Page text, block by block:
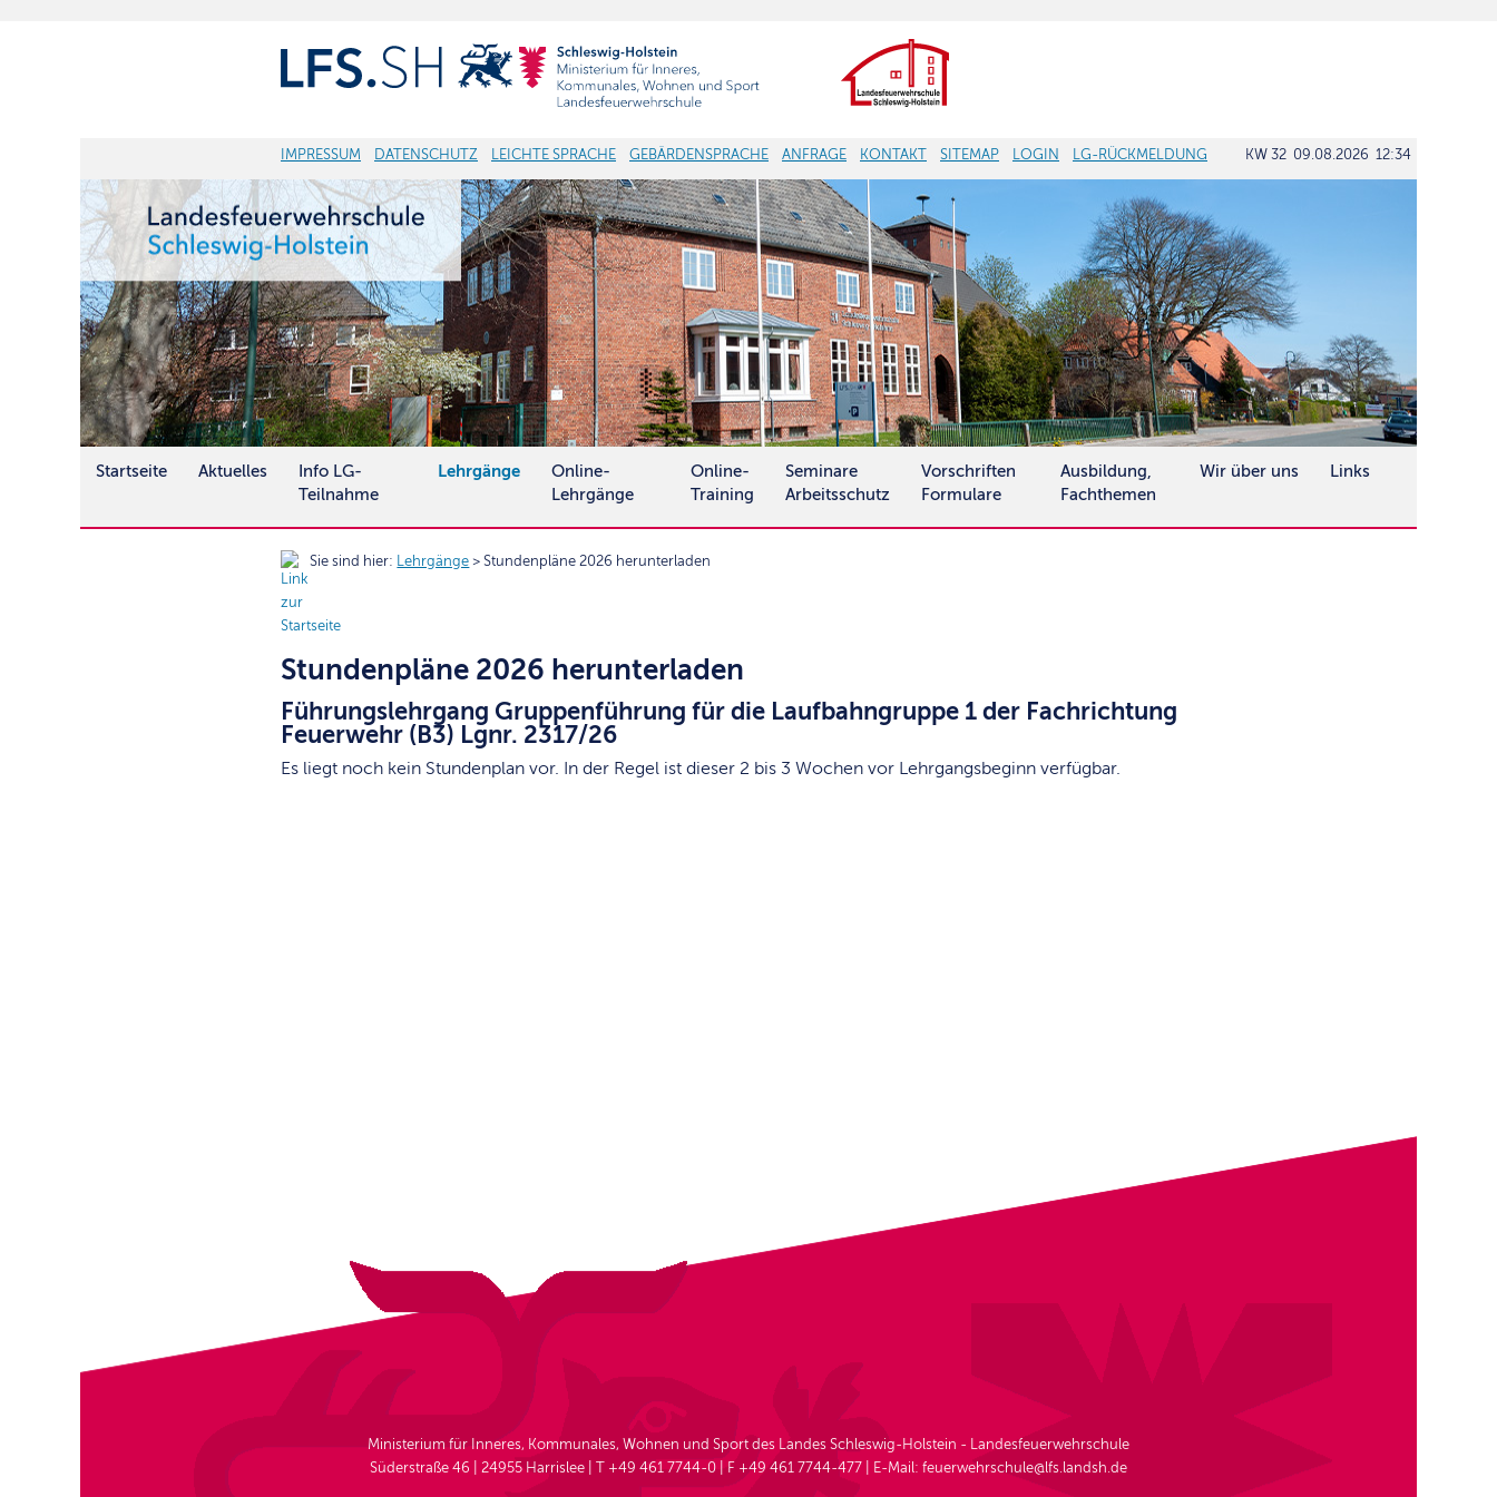
IMPRESSUM DATENSCHUTZ LEICHTE SPRACHE GEBÄRDENSPRACHE ANFRAGE KONTAKT SITEMAP LOGIN LG-RÜCKMELDUNG KW 32 09.08.2026 12:34
Startseite Aktuelles
Info LG-
Teilnahme
Lehrgänge
Online-
Lehrgänge
Online-
Training
Seminare
Arbeitsschutz
Vorschriften
Formulare
Ausbildung,
Fachthemen
Wir über uns Links
Sie sind hier: Lehrgänge > Stundenpläne 2026 herunterladen
Stundenpläne 2026 herunterladen
Führungslehrgang Gruppenführung für die Laufbahngruppe 1 der Fachrichtung
Feuerwehr (B3) Lgnr. 2317/26
Es liegt noch kein Stundenplan vor. In der Regel ist dieser 2 bis 3 Wochen vor Lehrgangsbeginn verfügbar.
Ministerium für Inneres, Kommunales, Wohnen und Sport des Landes Schleswig-Holstein - Landesfeuerwehrschule
Süderstraße 46 | 24955 Harrislee | T +49 461 7744-0 | F +49 461 7744-477 | E-Mail: feuerwehrschule@lfs.landsh.de